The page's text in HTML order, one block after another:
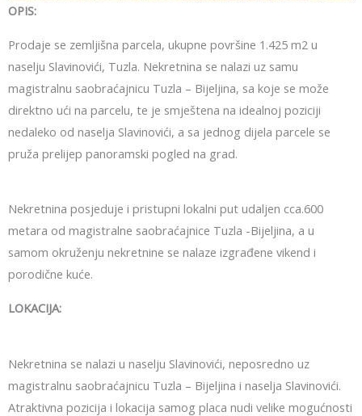
OPIS:
Prodaje se zemljišna parcela, ukupne površine 1.425 m2 u
naselju Slavinovići, Tuzla. Nekretnina se nalazi uz samu
magistralnu saobraćajnicu Tuzla – Bijeljina, sa koje se može
direktno ući na parcelu, te je smještena na idealnoj poziciji
nedaleko od naselja Slavinovići, a sa jednog dijela parcele se
pruža prelijep panoramski pogled na grad.
Nekretnina posjeduje i pristupni lokalni put udaljen cca.600
metara od magistralne saobraćajnice Tuzla -Bijeljina, a u
samom okruženju nekretnine se nalaze izgrađene vikend i
porodične kuće.
LOKACIJA:
Nekretnina se nalazi u naselju Slavinovići, neposredno uz
magistralnu saobraćajnicu Tuzla – Bijeljina i naselja Slavinovići.
Atraktivna pozicija i lokacija samog placa nudi velike mogućnosti